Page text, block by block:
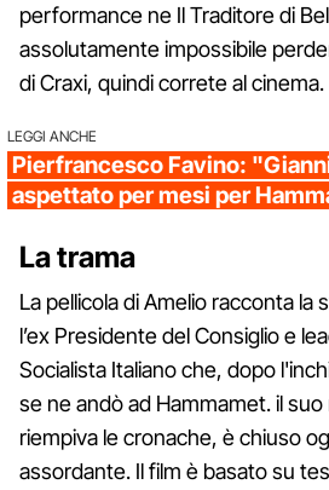
performance ne Il Traditore di
assolutamente impossibile
di Craxi, quindi correte al cinema.
LEGGI ANCHE
Pierfrancesco Favino:
aspettato per mesi per
La trama
La pellicola di Amelio racconta la
l’ex Presidente del Consiglio e
Socialista Italiano che, dopo
se ne andò ad Hammamet. il
riempiva le cronache, è chiuso
assordante. Il film è basato su